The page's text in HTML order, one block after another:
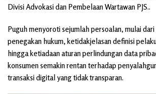
Divisi Advokasi dan Pembelaan Wartawan PJS..
Puguh menyoroti sejumlah persoalan, mulai
penegakan hukum, ketidakjelasan definisi
hingga ketiadaan aturan perlindungan data
konsumen semakin rentan terhadap
transaksi digital yang tidak transparan.